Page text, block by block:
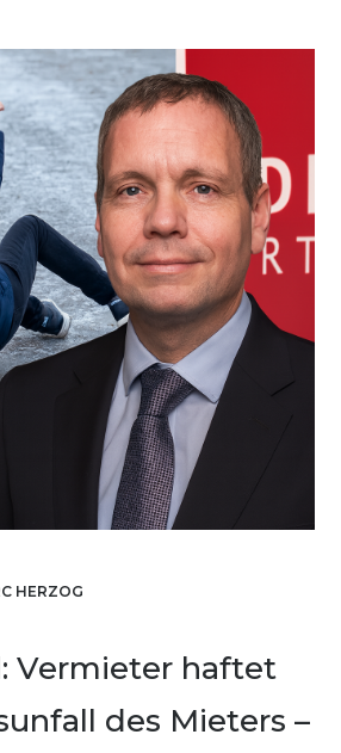
HERZOG
Vermieter haftet
des Mieters –